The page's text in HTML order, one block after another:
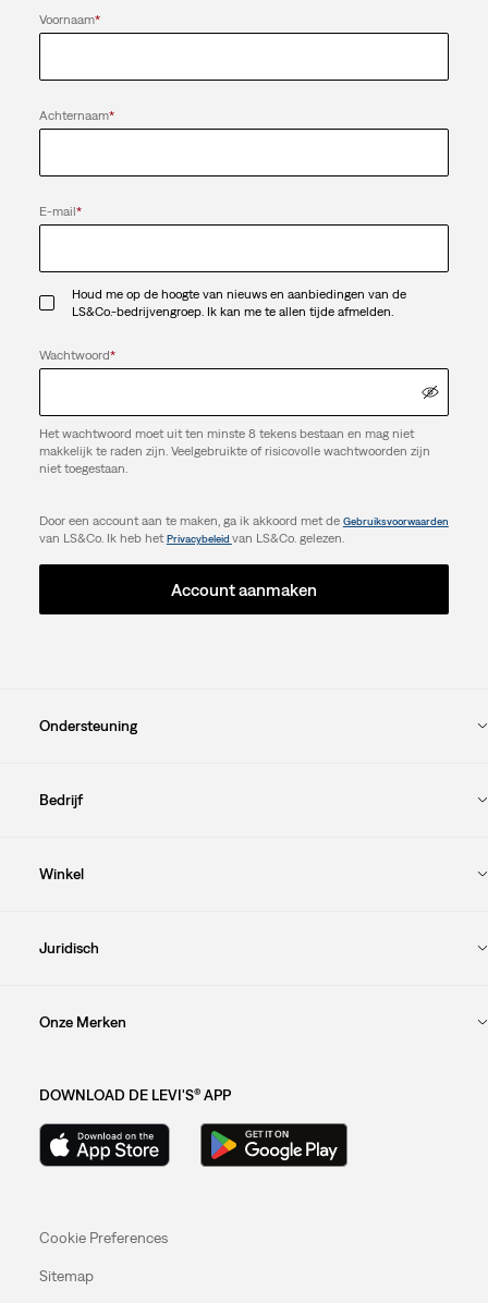
Voornaam*
Achternaam*
E-mail*
Houd me op de hoogte van nieuws en aanbiedingen van de
LS&Co.-bedrijvengroep. Ik kan me te allen tijde afmelden.
Wachtwoord*
Het wachtwoord moet uit ten minste 8 tekens bestaan en mag niet
makkelijk te raden zijn. Veelgebruikte of risicovolle wachtwoorden zijn
niet toegestaan.
Door een account aan te maken, ga ik akkoord met de Gebruiksvoorwaarden
van LS&Co. Ik heb hetPrivacybeleid van LS&Co. gelezen.
Account aanmaken
Ondersteuning
Bedrijf
Winkel
Juridisch
Onze Merken
DOWNLOAD DE LEVI'S® APP
Cookie Preferences
Sitemap